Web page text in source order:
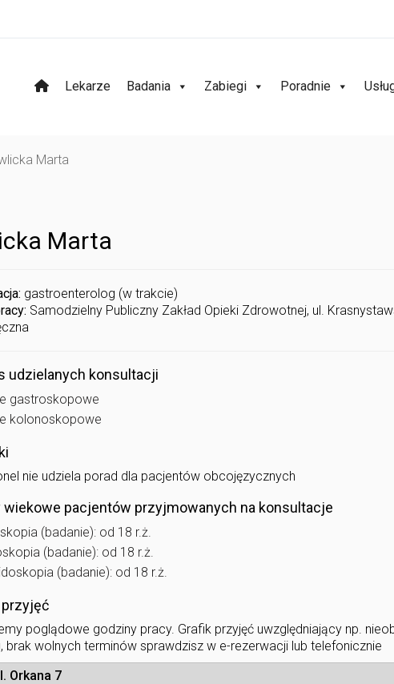
Lekarze Badania Zabiegi Poradnie
Marta
Marta
gastroenterolog (w trakcie)
Samodzielny Publiczny Zakład Opieki Zdrowotnej, ul.
udzielanych konsultacji
gastroskopowe
kolonoskopowe
nie udziela porad dla pacjentów obcojęzycznych
wiekowe pacjentów przyjmowanych na konsultacje
(badanie): od 18 r.ż.
(badanie): od 18 r.ż.
(badanie): od 18 r.ż.
przyjęć
poglądowe godziny pracy. Grafik przyjęć uwzględniający np.
brak wolnych terminów sprawdzisz w e-rezerwacji lub telefonicznie
Orkana 7